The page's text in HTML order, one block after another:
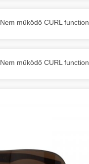
Nem működő CURL function.
Nem működő CURL function.